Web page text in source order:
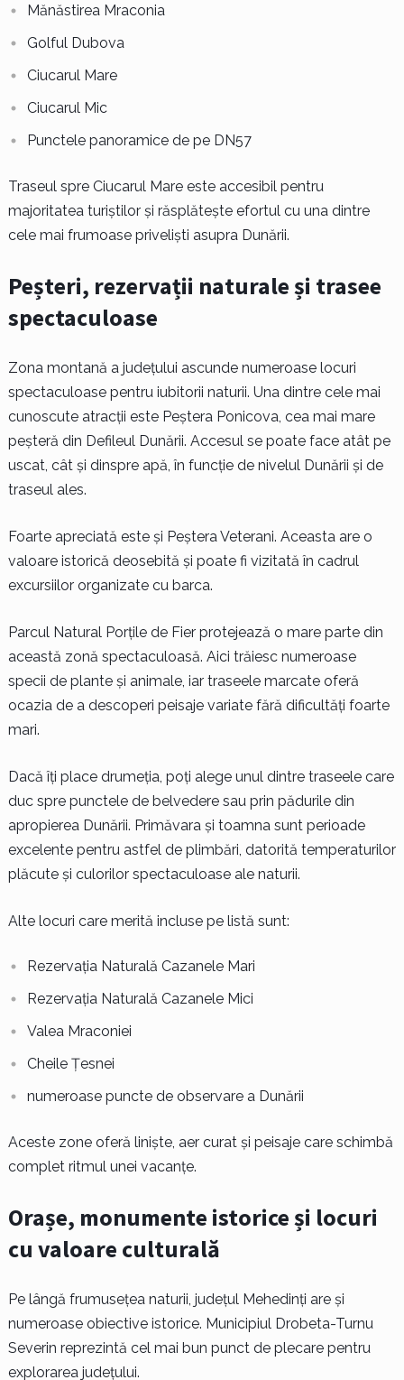
Mănăstirea Mraconia
Golful Dubova
Ciucarul Mare
Ciucarul Mic
Punctele panoramice de pe DN57
Traseul spre Ciucarul Mare este accesibil pentru
majoritatea turiștilor și răsplătește efortul cu una dintre
cele mai frumoase priveliști asupra Dunării.
Peșteri, rezervații naturale și trasee
spectaculoase
Zona montană a județului ascunde numeroase locuri
spectaculoase pentru iubitorii naturii. Una dintre cele mai
cunoscute atracții este Peștera Ponicova, cea mai mare
peșteră din Defileul Dunării. Accesul se poate face atât pe
uscat, cât și dinspre apă, în funcție de nivelul Dunării și de
traseul ales.
Foarte apreciată este și Peștera Veterani. Aceasta are o
valoare istorică deosebită și poate fi vizitată în cadrul
excursiilor organizate cu barca.
Parcul Natural Porțile de Fier protejează o mare parte din
această zonă spectaculoasă. Aici trăiesc numeroase
specii de plante și animale, iar traseele marcate oferă
ocazia de a descoperi peisaje variate fără dificultăți foarte
mari.
Dacă îți place drumeția, poți alege unul dintre traseele care
duc spre punctele de belvedere sau prin pădurile din
apropierea Dunării. Primăvara și toamna sunt perioade
excelente pentru astfel de plimbări, datorită temperaturilor
plăcute și culorilor spectaculoase ale naturii.
Alte locuri care merită incluse pe listă sunt:
Rezervația Naturală Cazanele Mari
Rezervația Naturală Cazanele Mici
Valea Mraconiei
Cheile Țesnei
numeroase puncte de observare a Dunării
Aceste zone oferă liniște, aer curat și peisaje care schimbă
complet ritmul unei vacanțe.
Orașe, monumente istorice și locuri
cu valoare culturală
Pe lângă frumusețea naturii, județul Mehedinți are și
numeroase obiective istorice. Municipiul Drobeta-Turnu
Severin reprezintă cel mai bun punct de plecare pentru
explorarea județului.